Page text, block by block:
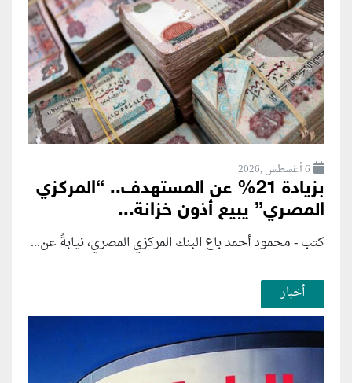
6 أغسطس ,2026
بزيادة 21% عن المستهدف.. “المركزي
المصري” يبيع أذون خزانة...
كتب - محمود أحمد باع البنك المركزي المصري، نيابةً عن...
أخبار